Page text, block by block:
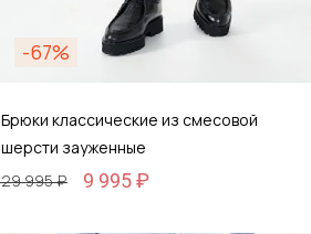
-67%
Брюки классические из смесовой
шерсти зауженные
29 995 ₽
9 995 ₽